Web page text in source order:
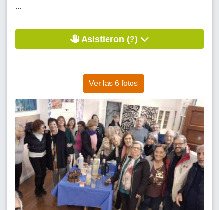
...
Asistieron (?)
Ver las 6 fotos